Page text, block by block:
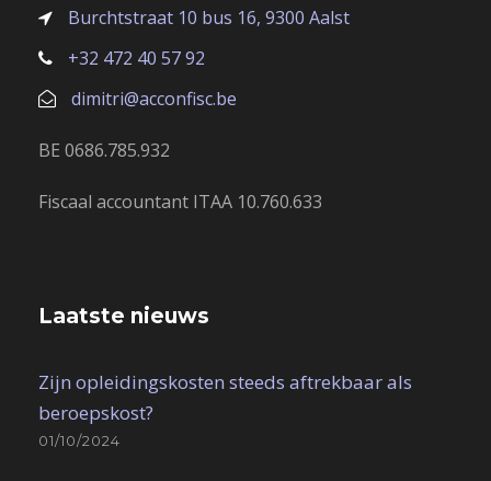
Burchtstraat 10 bus 16, 9300 Aalst
+32 472 40 57 92
dimitri@acconfisc.be
BE 0686.785.932
Fiscaal accountant ITAA 10.760.633
Laatste nieuws
Zijn opleidingskosten steeds aftrekbaar als
beroepskost?
01/10/2024